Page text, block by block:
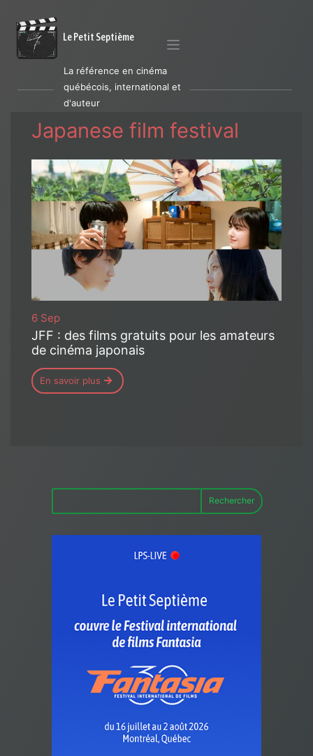
Le Petit Septième
La référence en cinéma
québécois, international et
d'auteur
Japanese film festival
6 Sep
JFF : des films gratuits pour les amateurs
de cinéma japonais
En savoir plus
Rechercher